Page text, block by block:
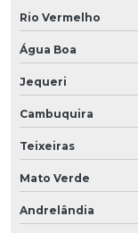
Rio Vermelho
Água Boa
Jequeri
Cambuquira
Teixeiras
Mato Verde
Andrelândia